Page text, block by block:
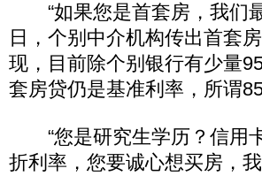
“如果您是首套房，我们
日，个别中介机构传出首套
现，目前除个别银行有少量
套房贷仍是基准利率，所谓
“您是研究生学历？信用
折利率，您要诚心想买房，